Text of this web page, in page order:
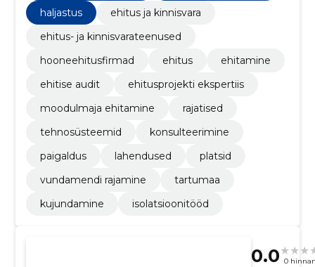
haljastus
ehitus ja kinnisvara
ehitus- ja kinnisvarateenused
hooneehitusfirmad
ehitus
ehitamine
ehitise audit
ehitusprojekti ekspertiis
moodulmaja ehitamine
rajatised
tehnosüsteemid
konsulteerimine
paigaldus
lahendused
platsid
vundamendi rajamine
tartumaa
kujundamine
isolatsioonitööd
0.0 0